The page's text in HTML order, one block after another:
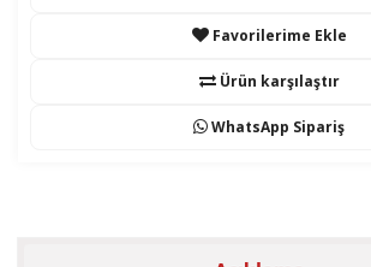
Favorilerime Ekle
Ürün karşılaştır
WhatsApp Sipariş